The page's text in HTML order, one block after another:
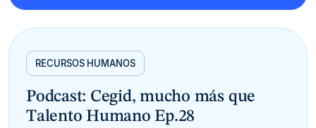
RECURSOS HUMANOS
Podcast: Cegid, mucho más que
Talento Humano Ep.28